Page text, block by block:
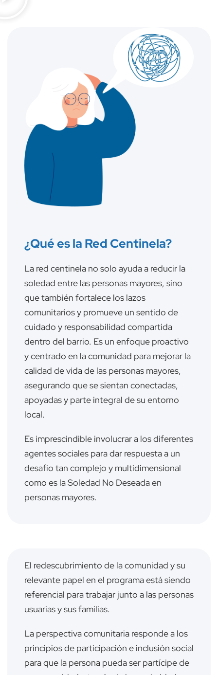
¿Qué es la Red Centinela?
La red centinela no solo ayuda a reducir la
soledad entre las personas mayores, sino
que también fortalece los lazos
comunitarios y promueve un sentido de
cuidado y responsabilidad compartida
dentro del barrio. Es un enfoque proactivo
y centrado en la comunidad para mejorar la
calidad de vida de las personas mayores,
asegurando que se sientan conectadas,
apoyadas y parte integral de su entorno
local.
Es imprescindible involucrar a los diferentes
agentes sociales para dar respuesta a un
desafío tan complejo y multidimensional
como es la Soledad No Deseada en
personas mayores.
El redescubrimiento de la comunidad y su
relevante papel en el programa está siendo
referencial para trabajar junto a las personas
usuarias y sus familias.
La perspectiva comunitaria responde a los
principios de participación e inclusión social
para que la persona pueda ser partícipe de